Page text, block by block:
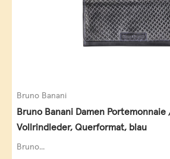
Bruno Banani
Bruno Banani Damen
Vollrindleder, Querformat, blau
Bruno...